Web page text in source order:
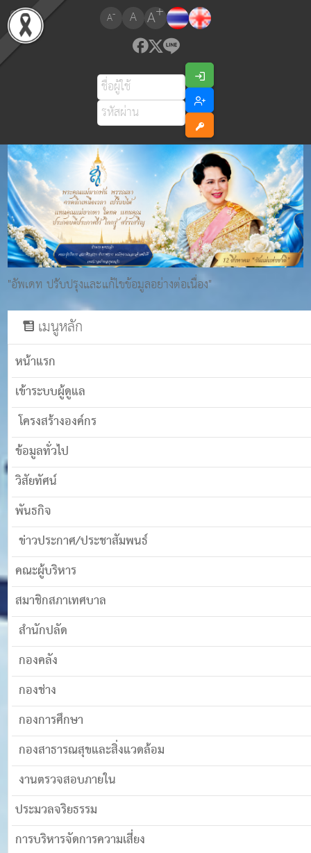
A- A A+
"อัพเดท ปรับปรุงและแก้ไขข้อมูลอย่างต่อเนื่อง"
เมนูหลัก
หน้าแรก
เข้าระบบผู้ดูแล
โครงสร้างองค์กร
ข้อมูลทั่วไป
วิสัยทัศน์
พันธกิจ
ข่าวประกาศ/ประชาสัมพนธ์
คณะผู้บริหาร
สมาชิกสภาเทศบาล
สำนักปลัด
กองคลัง
กองช่าง
กองการศึกษา
กองสาธารณสุขและสิ่งแวดล้อม
งานตรวจสอบภายใน
ประมวลจริยธรรม
การบริหารจัดการความเสี่ยง